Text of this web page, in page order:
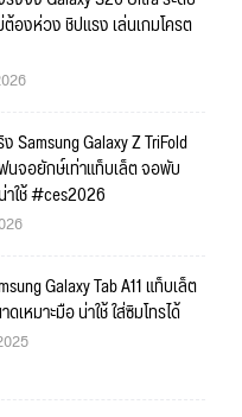
ต้องห่วง ชิปแรง เล่นเกมโครต
Samsung Galaxy Z TriFold
นจอยักษ์เท่าแท็บเล็ต จอพับ
ใช้ #ces2026
Galaxy Tab A11 แท็บเล็ต
เหมาะมือ น่าใช้ ใส่ซิมโทรได้